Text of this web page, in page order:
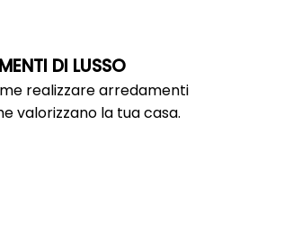
DI LUSSO
realizzare arredamenti
valorizzano la tua casa.